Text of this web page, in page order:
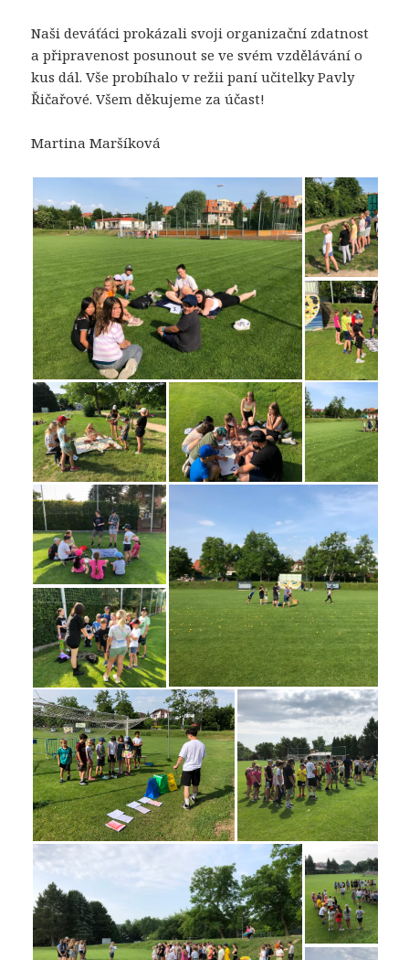
Naši deváťáci prokázali svoji organizační zdatnost
a připravenost posunout se ve svém vzdělávání o
kus dál. Vše probíhalo v režii paní učitelky Pavly
Řičařové. Všem děkujeme za účast!
Martina Maršíková